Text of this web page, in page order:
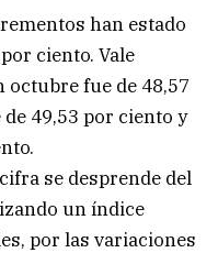
han estado
ciento. Vale
octubre fue de 48,57
49,53 por ciento y
se desprende del
un índice
por las variaciones